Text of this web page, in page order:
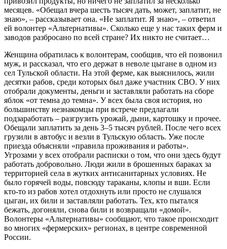
месяцев. «Обещал вчера шесть тысяч дать, может, заплатит, не
знаю», – рассказывает она. «Не заплатит. Я знаю», – ответил
ей волонтер «Альтернативы». Сколько еще у нас таких ферм и
заводов разбросано по всей стране? Их никто не считает…
Женщина обратилась к волонтерам, сообщив, что ей позвонил
муж, и рассказал, что его держат в неволе цыгане в одном из
сел Тульской области. На этой ферме, как выяснилось, жили
десятки рабов, среди которых был даже участник СВО. У них
отобрали документы, деньги и заставляли работать на сборе
яблок «от темна до темна». У всех была своя история, но
большинству незнакомцы при встрече предлагали
подзаработать – разгрузить урожай, дыни, картошку и прочее.
Обещали заплатить за день 3–5 тысяч рублей. После чего всех
грузили в автобус и везли в Тульскую область. Уже после
приезда объясняли «правила проживания и работы».
Угрозами у всех отобрали расписки о том, что они здесь будут
работать добровольно. Люди жили в брошенных бараках за
территорией села в жутких антисанитарных условиях. Не
было горячей воды, повсюду тараканы, клопы и вши. Если
кто-то из рабов хотел отдохнуть или просто не слушался
цыган, их били и заставляли работать. Тех, кто пытался
бежать, догоняли, снова били и возвращали «домой».
Волонтеры «Альтернативы» сообщают, что такое происходит
во многих «фермерских» регионах, в центре современной
России.